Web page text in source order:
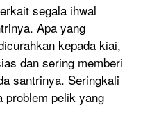
segala ihwal
Apa yang
kepada kiai,
dan sering memberi
santrinya. Seringkali
problem pelik yang